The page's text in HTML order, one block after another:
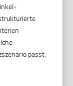
passt.